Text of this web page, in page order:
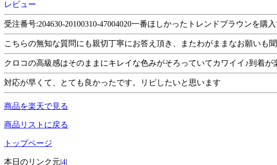
レビュー
受注番号:204630-20100310-47004020一番ほしかったトレンドブラウンを
こちらの無知な質問にも親切丁寧にお答え頂き、またわがままなお願いも
クロコの高級感はそのままにキレイな色みがそろっていてカワイイ♪到着が
対応が早くて、とても良かったです。リピしたいと思います
商品を楽天で見る
商品リストに戻る
トップページ
本日のリンク元|4|